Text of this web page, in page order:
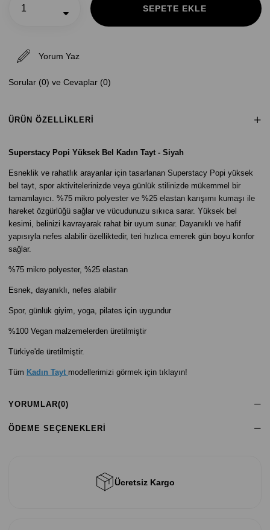
Yorum Yaz
Sorular (0) ve Cevaplar (0)
ÜRÜN ÖZELLIKLERI
Superstacy Popi Yüksek Bel Kadın Tayt - Siyah
Esneklik ve rahatlık arayanlar için tasarlanan Superstacy Popi yüksek
bel tayt, spor aktivitelerinizde veya günlük stilinizde mükemmel bir
tamamlayıcı. %75 mikro polyester ve %25 elastan karışımı kumaşı ile
hareket özgürlüğü sağlar ve vücudunuzu sıkıca sarar. Yüksek bel
kesimi, belinizi kavrayarak rahat bir uyum sunar. Dayanıklı ve hafif
yapısıyla nefes alabilir özelliktedir, teri hızlıca emerek gün boyu konfor
sağlar.
%75 mikro polyester, %25 elastan
Esnek, dayanıklı, nefes alabilir
Spor, günlük giyim, yoga, pilates için uygundur
%100 Vegan malzemelerden üretilmiştir
Türkiye'de üretilmiştir.
Tüm Kadın Tayt modellerimizi görmek için tıklayın!
YORUMLAR(0)
ÖDEME SEÇENEKLERI
Ücretsiz Kargo